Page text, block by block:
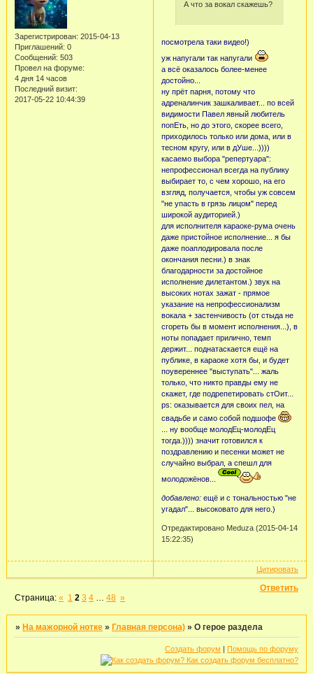
Зарегистрирован: 2015-04-13
Приглашений: 0
Сообщений: 503
Провел на форуме:
4 дня 14 часов
Последний визит:
2017-05-22 10:44:39
А что за вокал скажешь?
посмотрела таки видео!)
уж напугали так напугали
а всё оказалось более-менее
достойно...
ну прёт парня, потому что
адреналинчик зашкаливает... по всей
видимости Павел явный любитель
попЕть, но до этого, скорее всего,
приходилось только или дома, или в
тесном кругу, или в дУше...))))
касаемо выбора "репертуара":
непрофессионал всегда на публику
выбирает то, с чем хорошо, на его
взгляд, получается, чтобы уж совсем
"не упасть в грязь лицом" перед
широкой аудиторией.)
для исполнителя караоке-рума очень
даже пристойное исполнение... я бы
даже поаплодировала после
окончания песни.) в знак
благодарности за достойное
исполнение дилетантом.) звук на
высоких нотах зажат - прямое
указание на непрофессионализм
вокала + застенчивость (от стыда не
сгореть бы в момент исполнения...), в
ноты попадает прилично, темп
держит... поднатаскается ещё на
публике, в караоке хотя бы, и будет
поувереннее "выступать"... жаль
только, что никто правды ему не
скажет, где подрепетировать стОит...
ps: оказывается для своих пел, на
свадьбе и само собой подшофе
... ну вообще молодЕц-молодЕц
тогда.)))) значит готовился к
поздравлению и песенки может не
случайно выбрал, а спешл для
молодожёнов...
добавлено:ещё и с тональностью "не
угадал"... высоковато для него.)
Отредактировано Meduza (2015-04-14
15:22:35)
Цитировать
Ответить
Страница:« 1 2 3 4 … 48 »
»На мажорной нотке »Главная персона) »О герое раздела
Создать форум | Помощь по форуму